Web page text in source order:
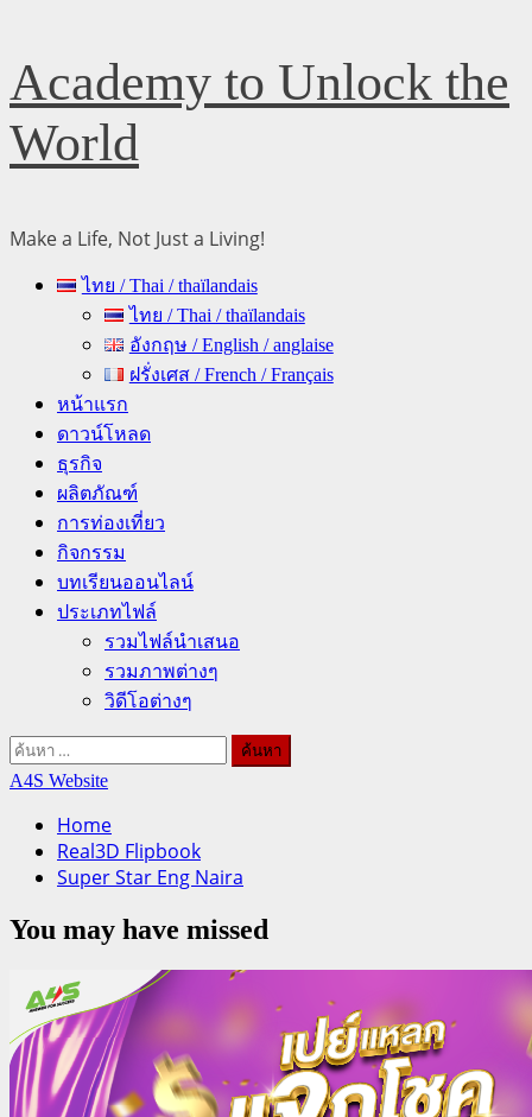
Skip
to
content
Academy to Unlock the
World
Make a Life, Not Just a Living!
Primary ไทย / Thai / thaïlandais
ไทย / Thai / thaïlandais
อังกฤษ / English / anglaise
ฝรั่งเศส / French / Français
หน้าแรก
ดาวน์โหลด
ธุรกิจ
ผลิตภัณฑ์
การท่องเที่ยว
กิจกรรม
บทเรียนออนไลน์
ประเภทไฟล์
รวมไฟล์นำเสนอ
รวมภาพต่างๆ
วิดีโอต่างๆ
ค้นหา
สำหรับ:
A4S Website
Home
Real3D Flipbook
Super Star Eng Naira
You may have missed